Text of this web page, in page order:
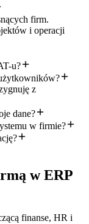
firm.
i operacji
u?
z
dane?
w firmie?
w ERP
finanse, HR i